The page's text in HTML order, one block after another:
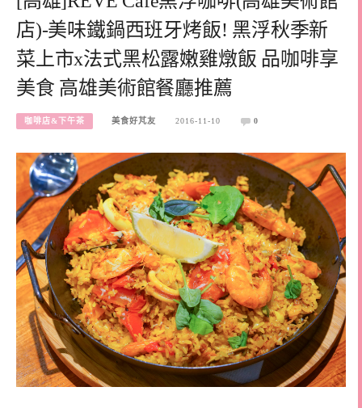
店)-美味鐵鍋西班牙烤飯! 黑浮秋季新
菜上市x法式黑松露嫩雞燉飯 品咖啡享
美食 高雄美術館餐廳推薦
咖啡店&下午茶 美食好芃友 2016-11-10 0